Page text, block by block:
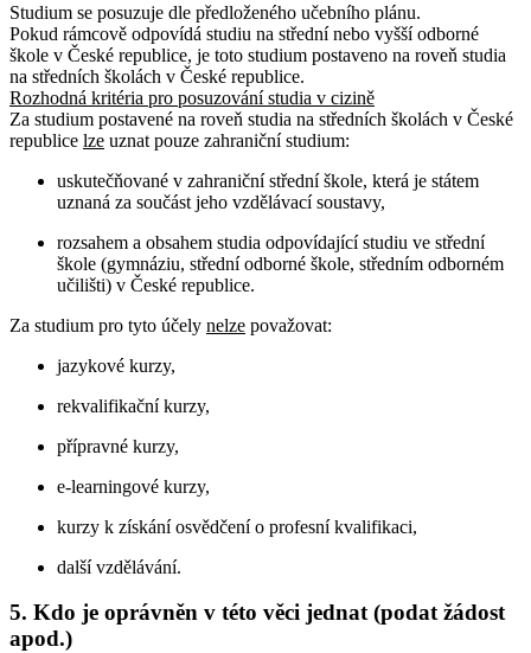
Studium se posuzuje dle předloženého učebního plánu.
Pokud rámcově odpovídá studiu na střední nebo vyšší odborné
škole v České republice, je toto studium postaveno na roveň studia
na středních školách v České republice.
Rozhodná kritéria pro posuzování studia v cizině
Za studium postavené na roveň studia na středních školách v České
republice lze uznat pouze zahraniční studium:
uskutečňované v zahraniční střední škole, která je státem
uznaná za součást jeho vzdělávací soustavy,
rozsahem a obsahem studia odpovídající studiu ve střední
škole (gymnáziu, střední odborné škole, středním odborném
učilišti) v České republice.
Za studium pro tyto účely nelze považovat:
jazykové kurzy,
rekvalifikační kurzy,
přípravné kurzy,
e-learningové kurzy,
kurzy k získání osvědčení o profesní kvalifikaci,
další vzdělávání.
5. Kdo je oprávněn v této věci jednat (podat žádost
apod.)